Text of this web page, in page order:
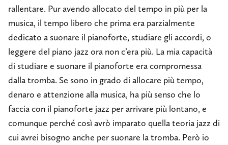
rallentare. Pur avendo allocato del tempo in più per la
musica, il tempo libero che prima era parzialmente
dedicato a suonare il pianoforte, studiare gli accordi, o
leggere del piano jazz ora non c’era più. La mia capacità
di studiare e suonare il pianoforte era compromessa
dalla tromba. Se sono in grado di allocare più tempo,
denaro e attenzione alla musica, ha più senso che lo
faccia con il pianoforte jazz per arrivare più lontano, e
comunque perché così avrò imparato quella teoria jazz di
cui avrei bisogno anche per suonare la tromba. Però io